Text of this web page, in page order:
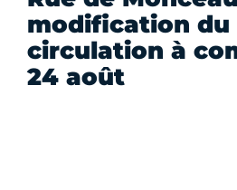
modification du
circulation à
24 août